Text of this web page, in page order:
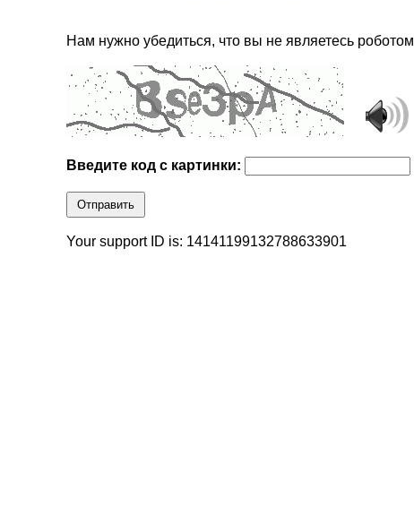
Нам нужно убедиться, что вы не являетесь роботом
Введите код с картинки:
Отправить
Your support ID is: 14141199132788633901